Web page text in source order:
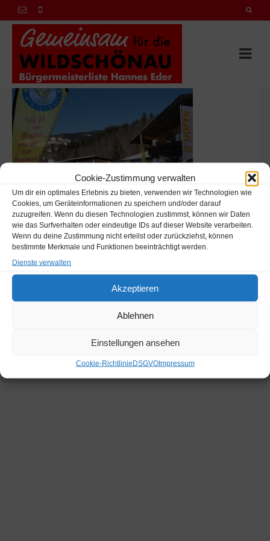
Cookie-Zustimmung verwalten
Um dir ein optimales Erlebnis zu bieten, verwenden wir Technologien wie
Cookies, um Geräteinformationen zu speichern und/oder darauf
zuzugreifen. Wenn du diesen Technologien zustimmst, können wir Daten
wie das Surfverhalten oder eindeutige IDs auf dieser Website verarbeiten.
Wenn du deine Zustimmung nicht erteilst oder zurückziehst, können
bestimmte Merkmale und Funktionen beeinträchtigt werden.
Dienste verwalten
Akzeptieren
Ablehnen
Einstellungen ansehen
Cookie-RichtlinieDSGVOImpressum
Hannes Eder
Marchbach, Niederau 46
Wildschönau Tirol 6314